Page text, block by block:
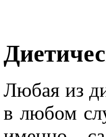
Любая из
в любом